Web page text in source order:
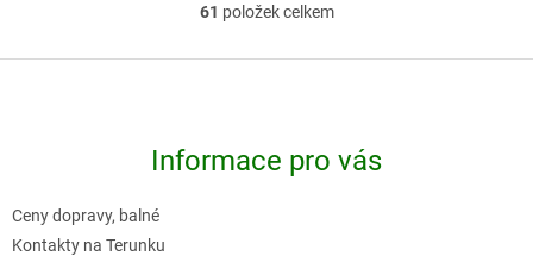
O
v
d
a
61 položek celkem
Informace pro vás
Ceny dopravy, balné
Kontakty na Terunku